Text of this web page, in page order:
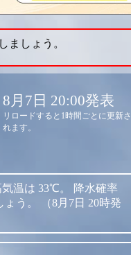
ましょう。
8月7日 20:00発表
リロードすると1時間ごとに更新さ
れます。
温は 33℃。
降水確率
う。
（8月7日 20時発